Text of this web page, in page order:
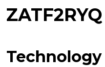
ZATF2RYQ